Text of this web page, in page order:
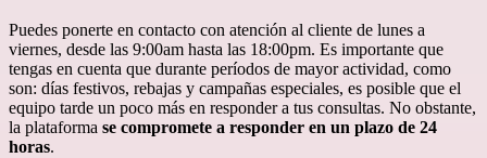
Puedes ponerte en contacto con atención al cliente de lunes a
viernes, desde las 9:00am hasta las 18:00pm. Es importante que
tengas en cuenta que durante períodos de mayor actividad, como
son: días festivos, rebajas y campañas especiales, es posible que el
equipo tarde un poco más en responder a tus consultas. No obstante,
la plataforma se compromete a responder en un plazo de 24
horas.